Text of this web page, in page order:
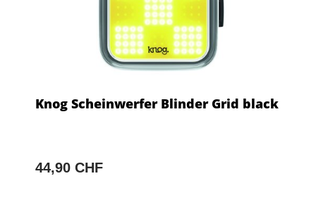
Knog Scheinwerfer Blinder Grid black
44,90 CHF